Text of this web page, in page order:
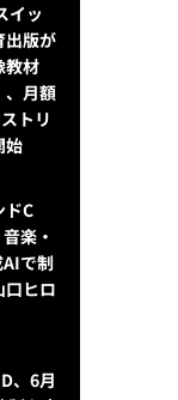
イッ
出版が
教材
、月額
トリ
始
ドC
楽・
で制
ヒロ
、6月